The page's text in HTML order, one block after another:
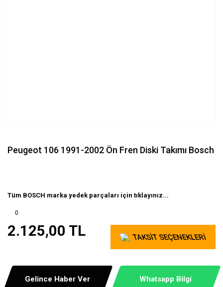
Peugeot 106 1991-2002 Ön Fren Diski Takımı Bosch
Tüm BOSCH marka yedek parçaları için tıklayınız...
0
2.125,00 TL TAKSİT SEÇENEKLERİ
Gelince Haber Ver Whatsapp Bilgi